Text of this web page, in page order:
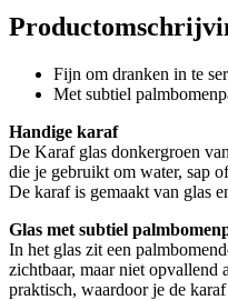
Fijn om dranken in te
Met subtiel
Handige karaf
De Karaf glas donkergroen
die je gebruikt om water, sap
De karaf is gemaakt van glas
Glas met subtiel
In het glas zit een
zichtbaar, maar niet opvallend
praktisch, waardoor je de